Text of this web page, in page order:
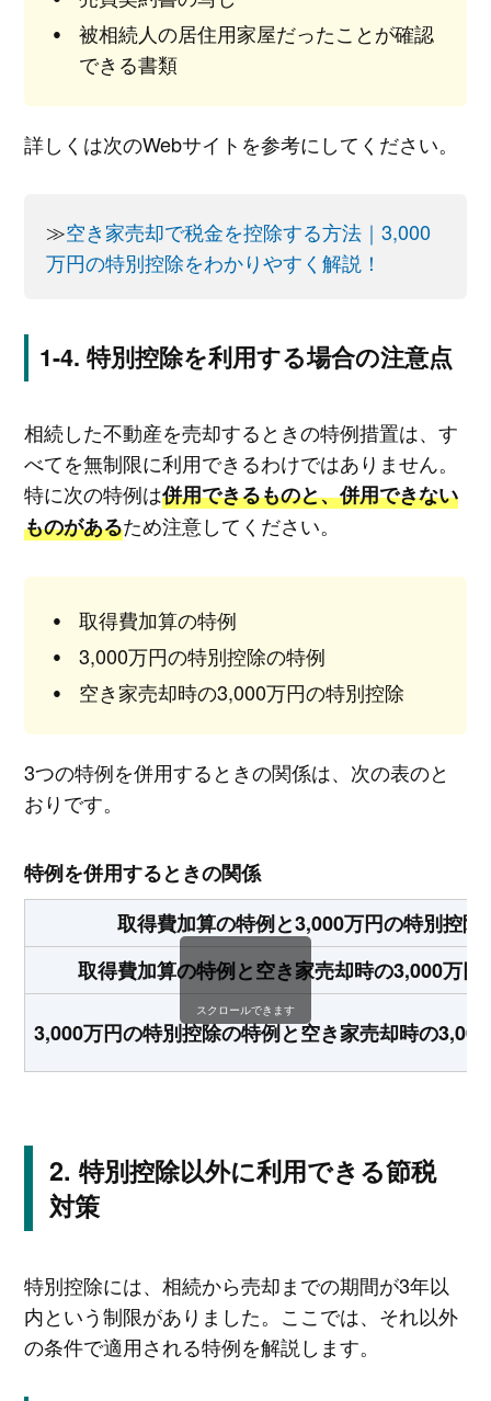
被相続人の居住用家屋だったことが確認
できる書類
詳しくは次のWebサイトを参考にしてください。
≫空き家売却で税金を控除する方法｜3,000
万円の特別控除をわかりやすく解説！
特別控除を利用する場合の注意点
相続した不動産を売却するときの特例措置は、す
べてを無制限に利用できるわけではありません。
特に次の特例は併用できるものと、併用できない
ものがあるため注意してください。
取得費加算の特例
3,000万円の特別控除の特例
空き家売却時の3,000万円の特別控除
3つの特例を併用するときの関係は、次の表のと
おりです。
特例を併用するときの関係
取得費加算の特例と3,000万円の特別控除
取得費加算の特例と空き家売却時の3,000万円
3,000万円の特別控除の特例と空き家売却時の
スクロールできます
特別控除以外に利用できる節税
対策
特別控除には、相続から売却までの期間が3年以
内という制限がありました。ここでは、それ以外
の条件で適用される特例を解説します。